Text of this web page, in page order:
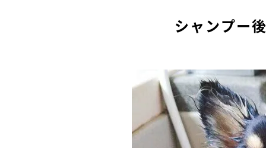
シャンプー